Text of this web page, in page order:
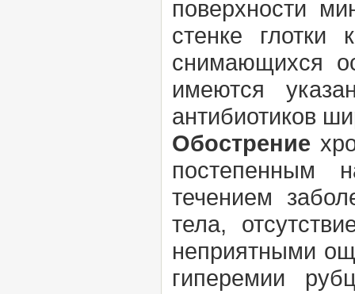
поверхности
стенке глотки
снимающихся
имеются
антибиотиков
Обострение
постепенным
течением
тела,
неприятными
гиперемии